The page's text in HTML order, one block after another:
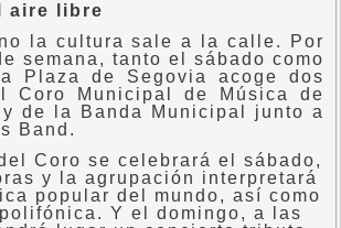
aire libre
la cultura sale a la calle. Por
semana, tanto el sábado como
Plaza de Segovia acoge dos
Coro Municipal de Música de
y de la Banda Municipal junto a
Band.
Coro se celebrará el sábado,
y la agrupación interpretará
popular del mundo, así como
Y el domingo, a las